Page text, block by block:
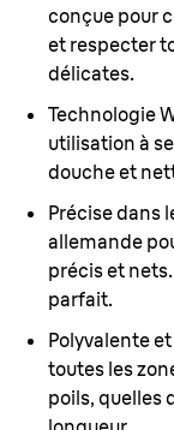
conçue pour
et respecter
délicates.
Technologie
utilisation à
douche et
Précise dans
allemande
précis et
parfait.
Polyvalente
toutes les
poils, quelles